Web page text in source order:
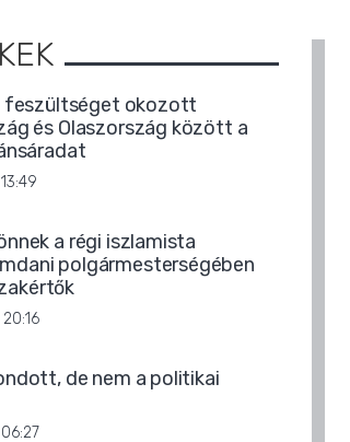
feszültséget okozott
és Olaszország között a
a régi iszlamista
polgármesterségében
de nem a politikai